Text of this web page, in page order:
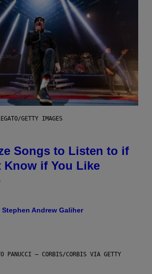
GETTY IMAGES
Songs to Listen to if
Know if You Like
Stephen Andrew Galiher
PANUCCI – CORBIS/CORBIS VIA GETTY